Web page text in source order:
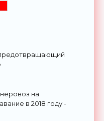
на
в 2018 году -